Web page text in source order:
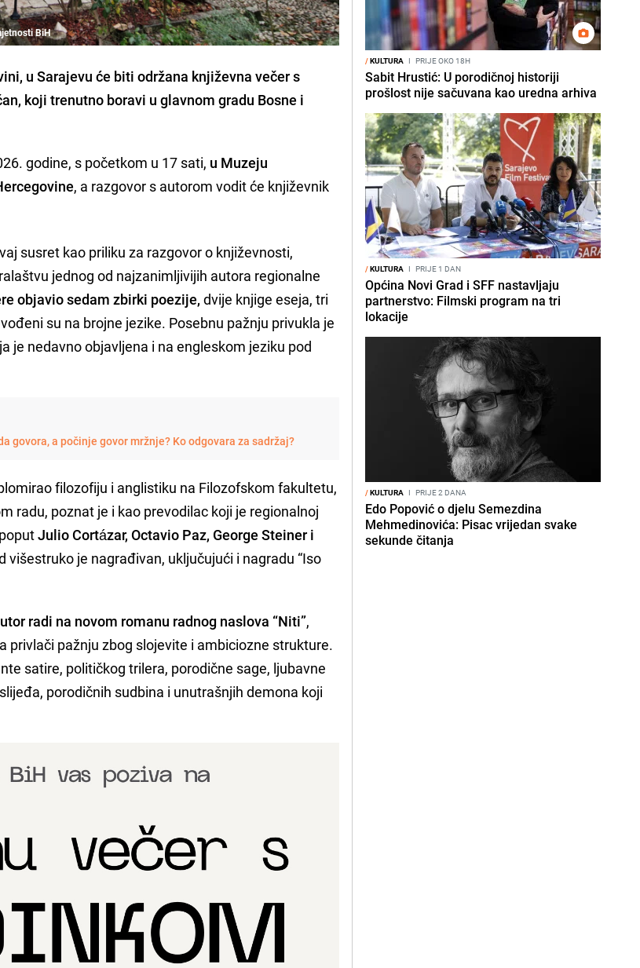
BiH
u Sarajevu će biti održana književna večer s
koji trenutno boravi u glavnom gradu Bosne i
godine, s početkom u 17 sati, u Muzeju
, a razgovor s autorom vodit će književnik
susret kao priliku za razgovor o književnosti,
jednog od najzanimljivijih autora regionalne
objavio sedam zbirki poezije, dvije knjige eseja, tri
su na brojne jezike. Posebnu pažnju privukla je
je nedavno objavljena i na engleskom jeziku pod
govora, a počinje govor mržnje? Ko odgovara za sadržaj?
filozofiju i anglistiku na Filozofskom fakultetu,
radu, poznat je i kao prevodilac koji je regionalnoj
Julio Cortázar, Octavio Paz, George Steiner i
višestruko je nagrađivan, uključujući i nagradu “Iso
radi na novom romanu radnog naslova “Niti”,
privlači pažnju zbog slojevite i ambiciozne strukture.
satire, političkog trilera, porodične sage, ljubavne
porodičnih sudbina i unutrašnjih demona koji
/KULTURA I PRIJE OKO 18H
Sabit Hrustić: U porodičnoj historiji
prošlost nije sačuvana kao uredna arhiva
/KULTURA I PRIJE 1 DAN
Općina Novi Grad i SFF nastavljaju
partnerstvo: Filmski program na tri
lokacije
/KULTURA I PRIJE 2 DANA
Edo Popović o djelu Semezdina
Mehmedinovića: Pisac vrijedan svake
sekunde čitanja